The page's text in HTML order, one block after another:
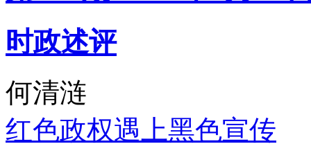
时政述评
何清涟
红色政权遇上黑色宣传